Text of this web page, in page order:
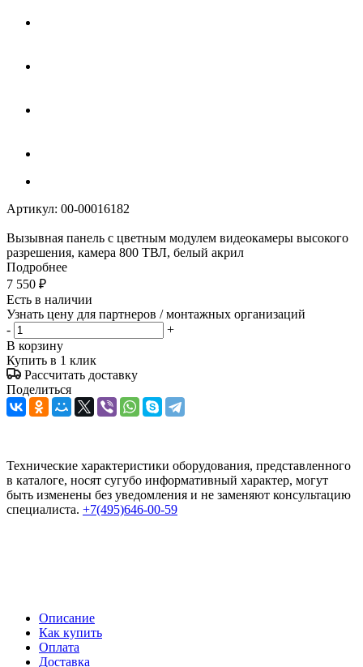
Артикул: 00-00016182
Вызывная панель с цветным модулем видеокамеры высокого
разрешения, камера 800 ТВЛ, белый акрил
Подробнее
7 550 ₽
Есть в наличии
Узнать цену для партнеров / монтажных организаций
-
+
В корзину
Купить в 1 клик
Рассчитать доставку
Поделиться
Технические характеристики оборудования, представленного
в каталоге, носят сугубо информативный характер, могут
быть изменены без уведомления и не заменяют консультацию
специалиста. +7(495)646-00-59
Описание
Как купить
Оплата
Доставка